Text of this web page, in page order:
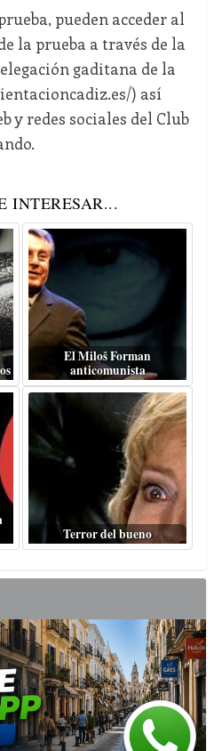
pueden acceder al
la prueba a través de la
gaditana de la
) así
y redes sociales del Club
INTERESAR...
El Miloš Forman
anticomunista
Terror del bueno